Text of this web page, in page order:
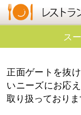
ス
正面ゲートを抜
いニーズにお応
取り扱っておりま